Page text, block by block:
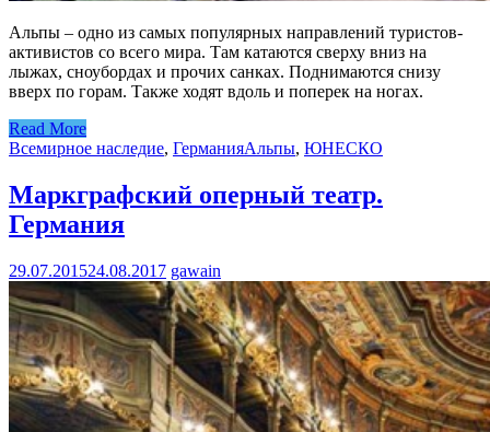
Альпы – одно из самых популярных направлений туристов-
активистов со всего мира. Там катаются сверху вниз на
лыжах, сноубордах и прочих санках. Поднимаются снизу
вверх по горам. Также ходят вдоль и поперек на ногах.
Read More
Всемирное наследие, ГерманияАльпы, ЮНЕСКО
Маркграфский оперный театр.
Германия
29.07.201524.08.2017 gawain